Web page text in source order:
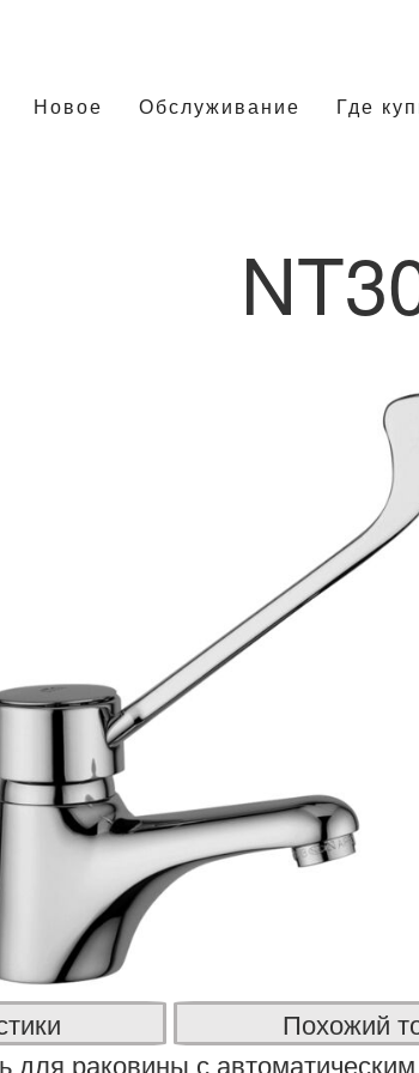
Новое Обслуживание Где
Похожий
для раковины с